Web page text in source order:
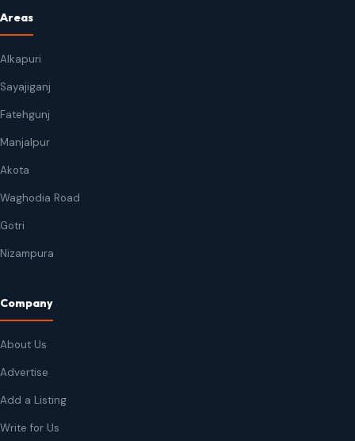
Areas
Alkapuri
Sayajiganj
Fatehgunj
Manjalpur
Akota
Waghodia Road
Gotri
Nizampura
Company
About Us
Advertise
Add a Listing
Write for Us